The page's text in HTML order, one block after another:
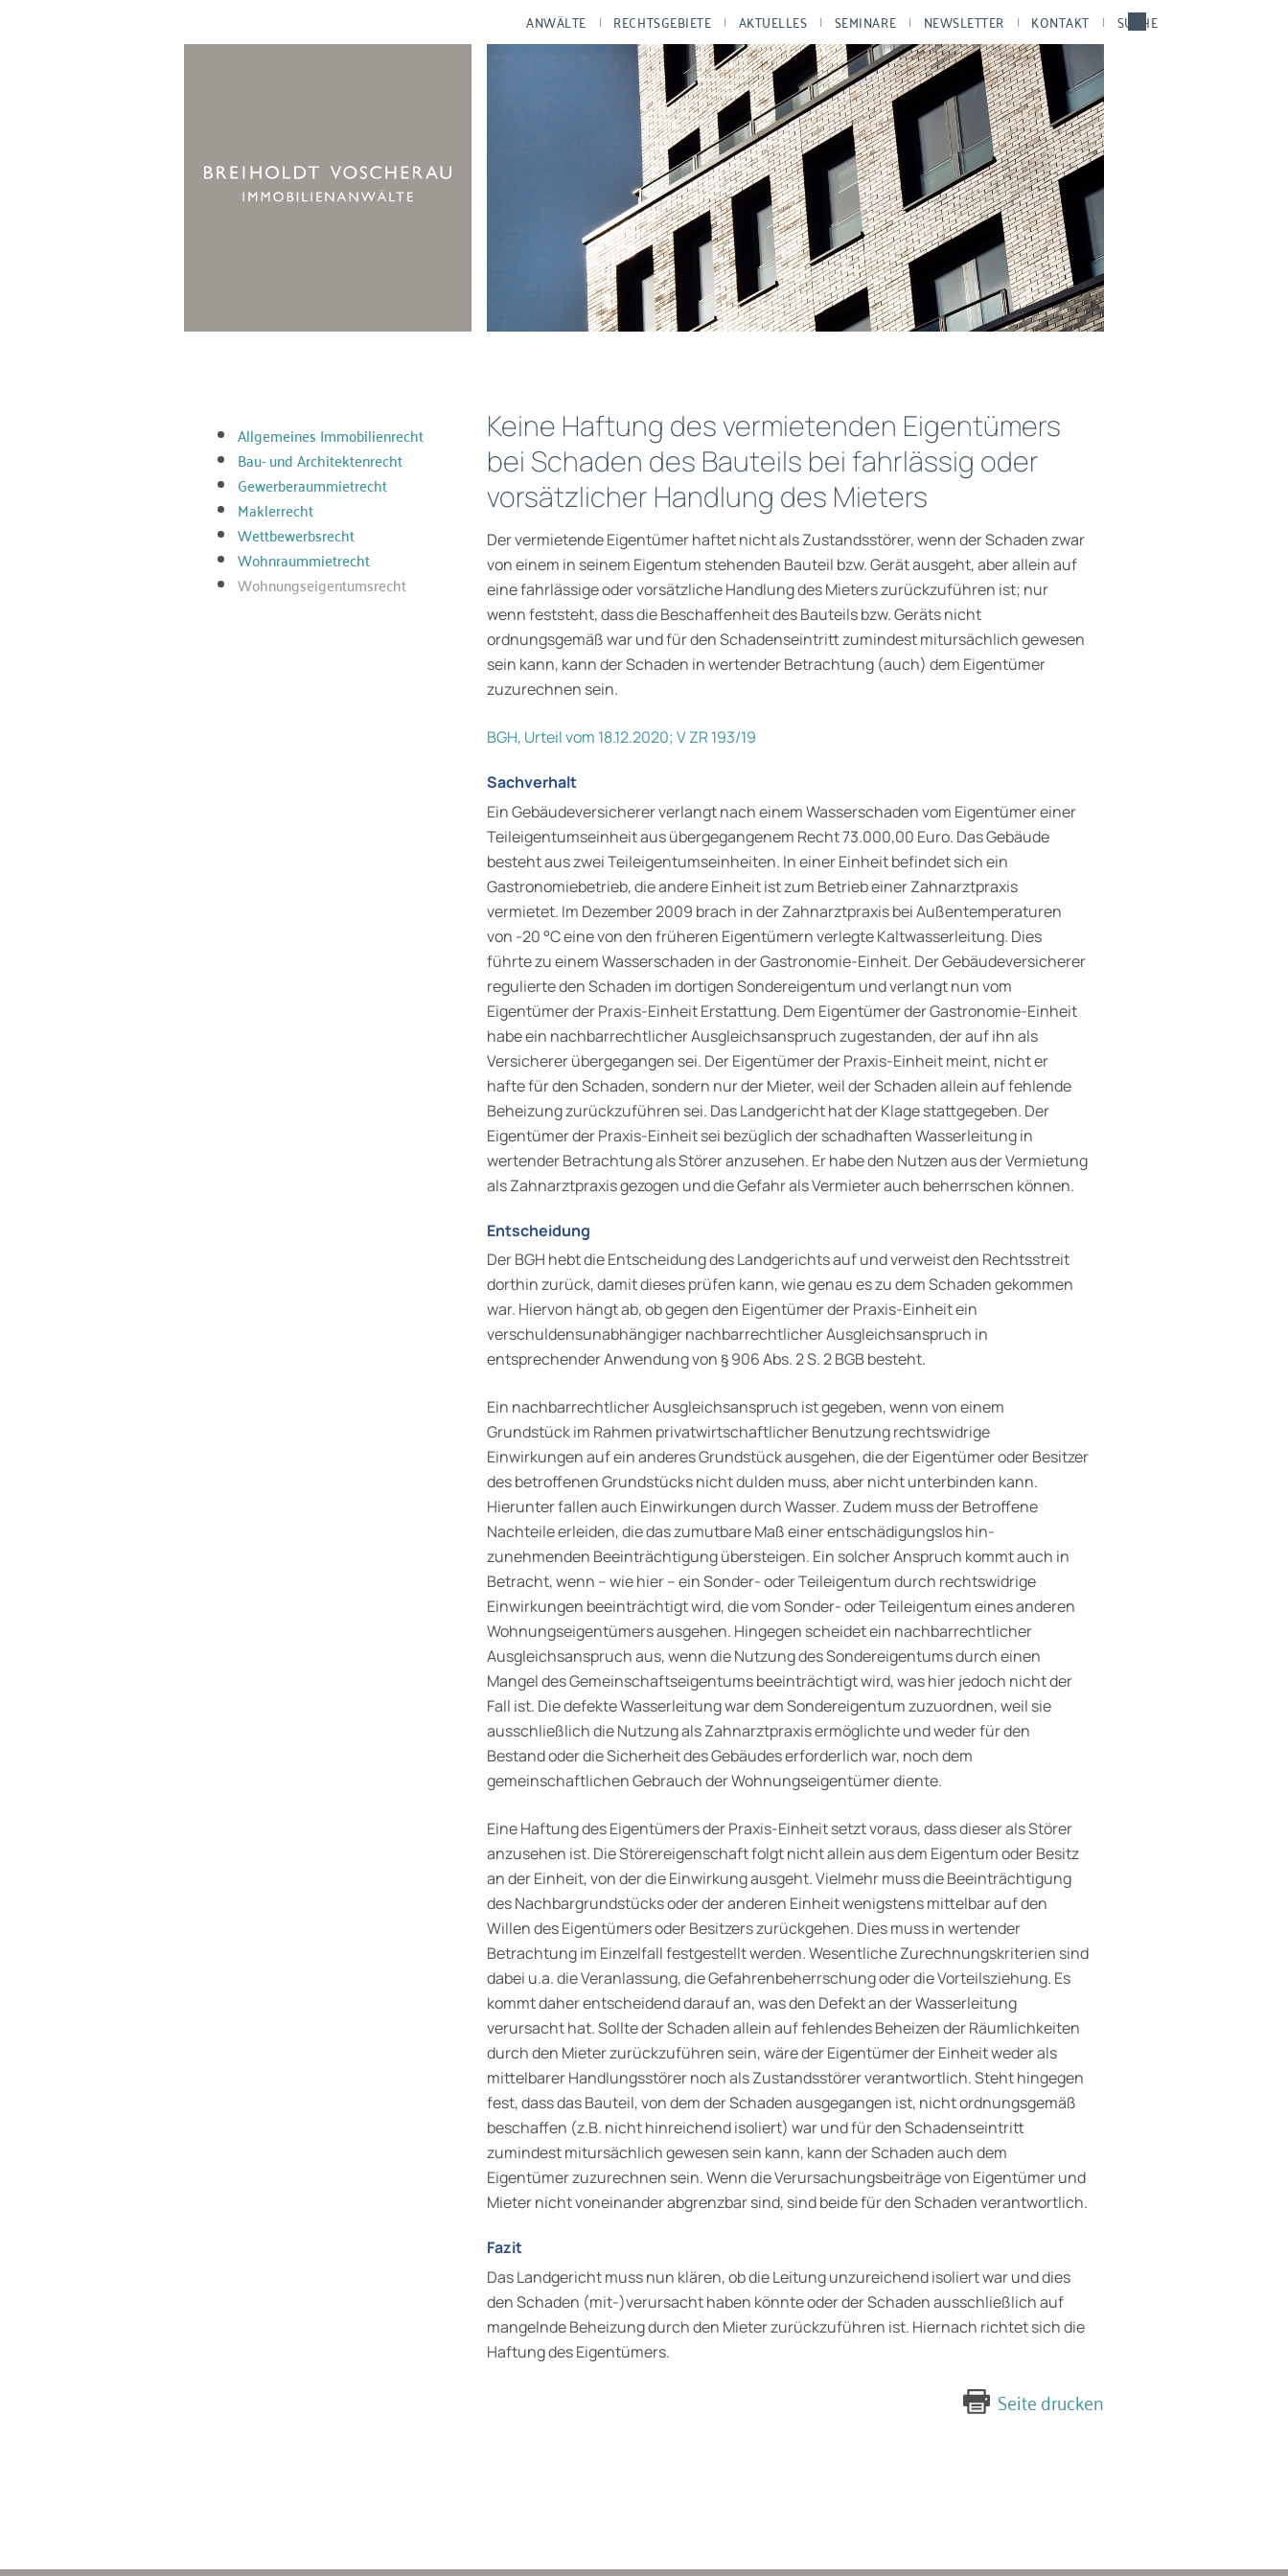
ANWÄLTE RECHTSGEBIETE AKTUELLES SEMINARE NEWSLETTER KONTAKT SUCHE
Allgemeines Immobilienrecht
Bau- und Architektenrecht
Gewerberaummietrecht
Maklerrecht
Wettbewerbsrecht
Wohnraummietrecht
Wohnungseigentumsrecht
Keine Haftung des vermietenden Eigentümers
bei Schaden des Bauteils bei fahrlässig oder
vorsätzlicher Handlung des Mieters
Der vermietende Eigentümer haftet nicht als Zustandsstörer, wenn der Schaden zwar
von einem in seinem Eigentum stehenden Bauteil bzw. Gerät ausgeht, aber allein auf
eine fahr­lässige oder vorsätzliche Handlung des Mieters zurückzuführen ist; nur
wenn feststeht, dass die Beschaffenheit des Bauteils bzw. Geräts nicht
ordnungsgemäß war und für den Schadens­eintritt zumindest mitursächlich gewesen
sein kann, kann der Schaden in wertender Betrach­tung (auch) dem Eigentümer
zuzurechnen sein.
BGH, Urteil vom 18.12.2020; V ZR 193/19
Sachverhalt
Ein Gebäudeversicherer verlangt nach einem Wasserschaden vom Eigentümer einer
Teileigen­tumseinheit aus übergegangenem Recht 73.000,00 Euro. Das Gebäude
besteht aus zwei Teileigentumseinheiten. In einer Einheit befindet sich ein
Gastronomiebetrieb, die andere Ein­heit ist zum Betrieb einer Zahnarztpraxis
vermietet. Im Dezember 2009 brach in der Zahn­arztpraxis bei Außentemperaturen
von -20 °C eine von den früheren Eigentümern verlegte Kaltwasserleitung. Dies
führte zu einem Wasserschaden in der Gastronomie-Einheit. Der Gebäudeversicherer
regulierte den Schaden im dortigen Sondereigentum und verlangt nun vom
Eigentümer der Praxis-Einheit Erstattung. Dem Eigentümer der Gastronomie-Einheit
habe ein nachbarrechtlicher Ausgleichsanspruch zugestanden, der auf ihn als
Versicherer übergegangen sei. Der Eigentümer der Praxis-Einheit meint, nicht er
hafte für den Schaden, sondern nur der Mieter, weil der Schaden allein auf fehlende
Beheizung zurückzuführen sei. Das Landgericht hat der Klage stattgegeben. Der
Eigentümer der Praxis-Einheit sei bezüglich der schadhaften Wasserleitung in
wertender Betrachtung als Störer anzusehen. Er habe den Nutzen aus der Vermietung
als Zahnarztpraxis gezogen und die Gefahr als Vermieter auch beherrschen können.
Entscheidung
Der BGH hebt die Entscheidung des Landgerichts auf und verweist den Rechtsstreit
dorthin zurück, damit dieses prüfen kann, wie genau es zu dem Schaden gekommen
war. Hiervon hängt ab, ob gegen den Eigentümer der Praxis-Einheit ein
verschuldensunabhängiger nach­barrechtlicher Ausgleichsanspruch in
entsprechender Anwendung von § 906 Abs. 2 S. 2 BGB besteht.
Ein nachbarrechtlicher Ausgleichsanspruch ist gegeben, wenn von einem
Grundstück im Rahmen privatwirtschaftlicher Benutzung rechtswidrige
Einwirkungen auf ein anderes Grund­stück ausgehen, die der Eigentümer oder Besitzer
des betroffenen Grundstücks nicht dulden muss, aber nicht unterbinden kann.
Hierunter fallen auch Einwirkungen durch Wasser. Zudem muss der Betroffene
Nachteile erleiden, die das zumutbare Maß einer entschädigungslos hin­
zunehmenden Beeinträchtigung übersteigen. Ein solcher Anspruch kommt auch in
Betracht, wenn – wie hier – ein Sonder- oder Teileigentum durch rechtswidrige
Einwirkungen beein­trächtigt wird, die vom Sonder- oder Teileigentum eines anderen
Wohnungseigentümers aus­gehen. Hingegen scheidet ein nachbarrechtlicher
Ausgleichsanspruch aus, wenn die Nutzung des Sondereigentums durch einen
Mangel des Gemeinschaftseigentums beeinträchtigt wird, was hier jedoch nicht der
Fall ist. Die defekte Wasserleitung war dem Sondereigentum zuzu­ordnen, weil sie
ausschließlich die Nutzung als Zahnarztpraxis ermöglichte und weder für den
Bestand oder die Sicherheit des Gebäudes erforderlich war, noch dem
gemeinschaftlichen Gebrauch der Wohnungseigentümer diente.
Eine Haftung des Eigentümers der Praxis-Einheit setzt voraus, dass dieser als Störer
anzu­sehen ist. Die Störereigenschaft folgt nicht allein aus dem Eigentum oder Besitz
an der Ein­heit, von der die Einwirkung ausgeht. Vielmehr muss die Beeinträchtigung
des Nachbargrund­stücks oder der anderen Einheit wenigstens mittelbar auf den
Willen des Eigentümers oder Besitzers zurückgehen. Dies muss in wertender
Betrachtung im Einzelfall festgestellt werden. Wesentliche Zurechnungskriterien sind
dabei u.a. die Veranlassung, die Gefahrenbeherr­schung oder die Vorteilsziehung. Es
kommt daher entscheidend darauf an, was den Defekt an der Wasserleitung
verursacht hat. Sollte der Schaden allein auf fehlendes Beheizen der Räum­lichkeiten
durch den Mieter zurückzuführen sein, wäre der Eigentümer der Einheit weder als
mittelbarer Handlungsstörer noch als Zustandsstörer verantwortlich. Steht hingegen
fest, dass das Bauteil, von dem der Schaden ausgegangen ist, nicht ordnungsgemäß
beschaffen (z.B. nicht hinreichend isoliert) war und für den Schadenseintritt
zumindest mitursächlich gewesen sein kann, kann der Schaden auch dem
Eigentümer zuzurechnen sein. Wenn die Verur­sachungsbeiträge von Eigentümer und
Mieter nicht voneinander abgrenzbar sind, sind beide für den Schaden verantwortlich.
Fazit
Das Landgericht muss nun klären, ob die Leitung unzureichend isoliert war und dies
den Schaden (mit-)verursacht haben könnte oder der Schaden ausschließlich auf
mangelnde Beheizung durch den Mieter zurückzuführen ist. Hiernach richtet sich die
Haftung des Eigen­tümers.
Seite drucken